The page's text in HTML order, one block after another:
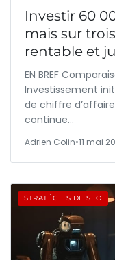
Investir 60
mais sur
rentable et
EN BREF
Investissement
de chiffre
continue…
Adrien Colin•11 mai
STRATÉGIES DE SEO